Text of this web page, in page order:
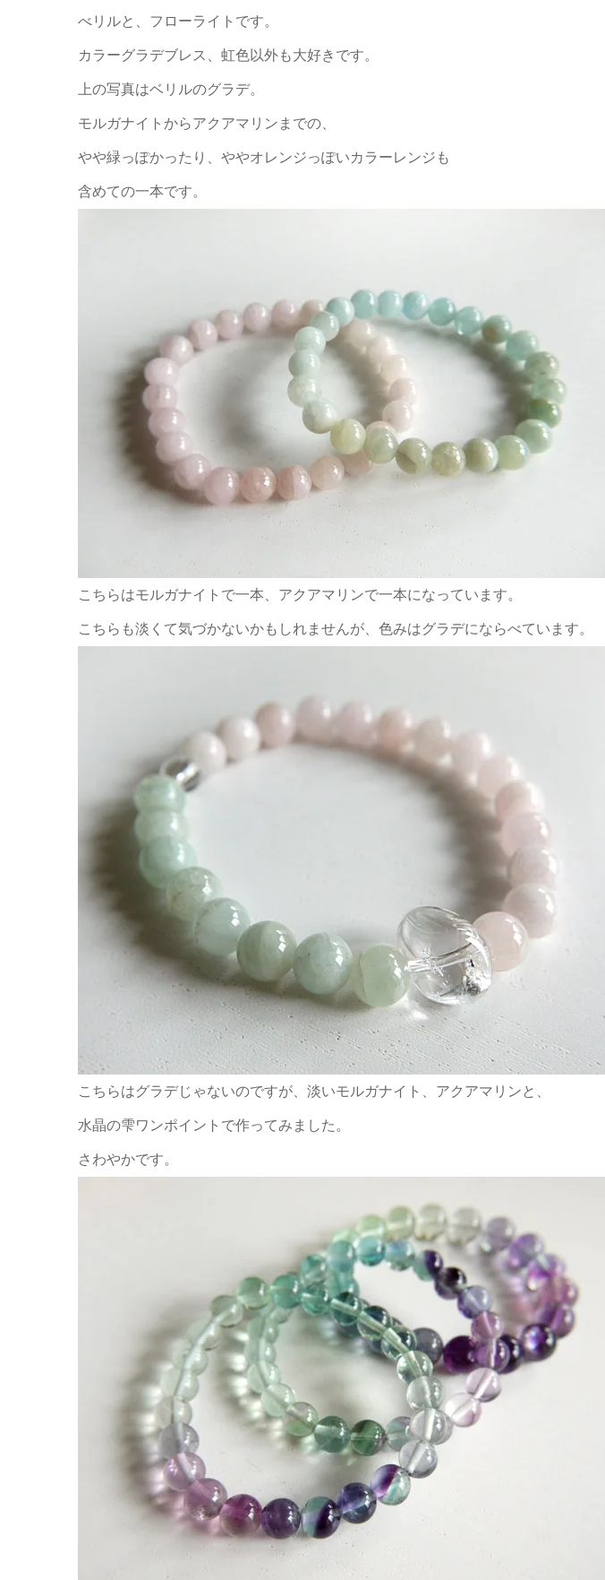
べリルと、フローライトです。
カラーグラデブレス、虹色以外も大好きです。
上の写真はベリルのグラデ。
モルガナイトからアクアマリンまでの、
やや緑っぽかったり、ややオレンジっぽいカラーレンジも
含めての一本です。
こちらはモルガナイトで一本、アクアマリンで一本になっています。
こちらも淡くて気づかないかもしれませんが、色みはグラデにならべています。
こちらはグラデじゃないのですが、淡いモルガナイト、アクアマリンと、
水晶の雫ワンポイントで作ってみました。
さわやかです。